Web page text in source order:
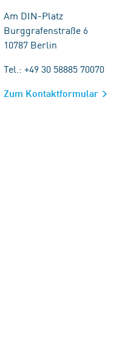
Am DIN-Platz
Burggrafenstraße 6
10787 Berlin
Tel.: +49 30 58885 70070
Zum Kontaktformular